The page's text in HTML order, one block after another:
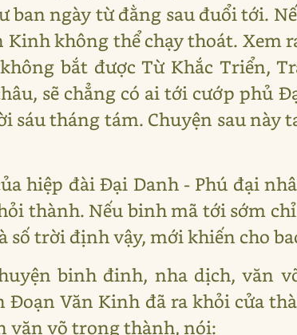
ban ngày từ đằng sau đuổi tới.
Kinh không thể chạy thoát. Xem
bắt được Từ Khắc Triển,
sẽ chẳng có ai tới cướp phủ
sáu tháng tám. Chuyện sau này
hiệp đài Đại Danh - Phú đại
thành. Nếu binh mã tới sớm
số trời định vậy, mới khiến cho
binh đinh, nha dịch, văn
Đoạn Văn Kinh đã ra khỏi cửa
văn võ trong thành, nói: